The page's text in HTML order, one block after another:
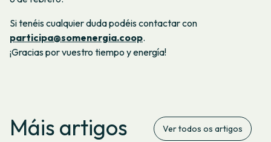
Si tenéis cualquier duda podéis contactar con
participa@somenergia.coop.
¡Gracias por vuestro tiempo y energía!
Máis artigos Ver todos os artigos